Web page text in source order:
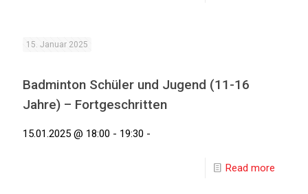
15. Januar 2025
Badminton Schüler und Jugend (11-16
Jahre) – Fortgeschritten
15.01.2025 @ 18:00 - 19:30 -
Read more